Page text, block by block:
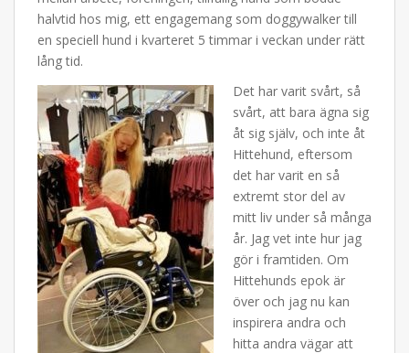
halvtid hos mig, ett engagemang som doggywalker till
en speciell hund i kvarteret 5 timmar i veckan under rätt
lång tid.
Det har varit svårt, så
svårt, att bara ägna sig
åt sig själv, och inte åt
Hittehund, eftersom
det har varit en så
extremt stor del av
mitt liv under så många
år. Jag vet inte hur jag
gör i framtiden. Om
Hittehunds epok är
över och jag nu kan
inspirera andra och
hitta andra vägar att